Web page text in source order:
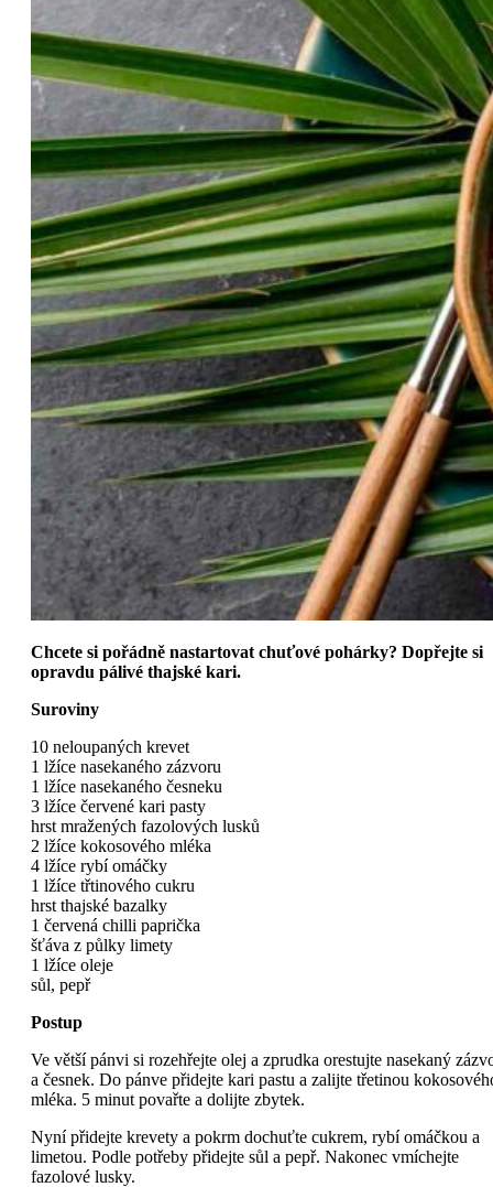
Chcete si pořádně nastartovat chuťové pohárky? Dopřejte si
opravdu pálivé thajské kari.
Suroviny
10 neloupaných krevet
1 lžíce nasekaného zázvoru
1 lžíce nasekaného česneku
3 lžíce červené kari pasty
hrst mražených fazolových lusků
2 lžíce kokosového mléka
4 lžíce rybí omáčky
1 lžíce třtinového cukru
hrst thajské bazalky
1 červená chilli paprička
šťáva z půlky limety
1 lžíce oleje
sůl, pepř
Postup
Ve větší pánvi si rozehřejte olej a zprudka orestujte nasekaný
a česnek. Do pánve přidejte kari pastu a zalijte třetinou
mléka. 5 minut povařte a dolijte zbytek.
Nyní přidejte krevety a pokrm dochuťte cukrem, rybí omáčkou a
limetou. Podle potřeby přidejte sůl a pepř. Nakonec vmíchejte
fazolové lusky.